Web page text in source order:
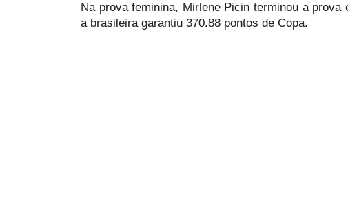
Na prova feminina, Mirlene Picin terminou a
a brasileira garantiu 370.88 pontos de Copa.